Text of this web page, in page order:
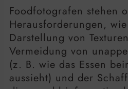
Foodfotografen stehen
Herausforderungen,
Darstellung von
Vermeidung von
(z. B. wie das Essen
aussieht) und der